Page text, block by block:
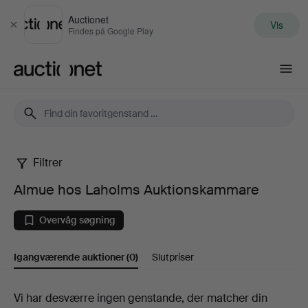
Luk
Auctionet
Findes på Google Play Vis
Almue
hos
Laholms
Auktionskammare
Filtrer
Almue hos Laholms Auktionskammare
Overvåg søgning
Igangværende auktioner(0) Slutpriser
Igangværende
Vi har desværre ingen genstande, der matcher din